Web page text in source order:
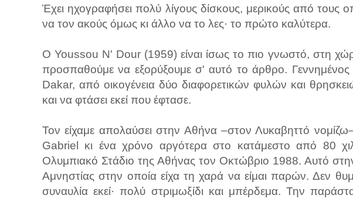
Έχει ηχογραφήσει πολύ λίγους δίσκους, μερικούς από τους
να τον ακούς όμως κι άλλο να το λες· το πρώτο καλύτερα.
Ο Youssou N' Dour (1959) είναι ίσως το πιο γνωστό, στη
προσπαθούμε να εξορύξουμε σ' αυτό το άρθρο.
Dakar, από οικογένεια δύο διαφορετικών φυλών και
και να φτάσει εκεί που έφτασε.
Τον είχαμε απολαύσει στην Αθήνα –στον Λυκαβηττό
Gabriel κι ένα χρόνο αργότερα στο κατάμεστο από 80
Ολυμπιακό Στάδιο της Αθήνας τον Οκτώβριο 1988. Αυτό
Αμνηστίας στην οποία είχα τη χαρά να είμαι παρών. Δεν
συναυλία εκεί· πολύ στριμωξίδι και μπέρδεμα. Την